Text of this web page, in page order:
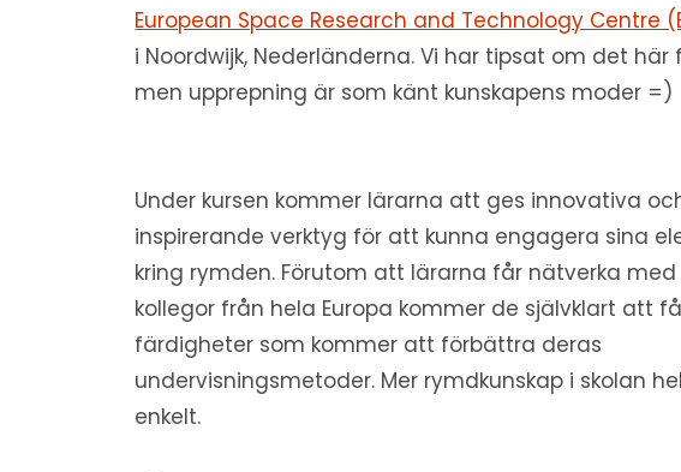
European Space Research and Technology Centre
i Noordwijk, Nederländerna. Vi har tipsat om det här
men upprepning är som känt kunskapens moder =)
Under kursen kommer lärarna att ges innovativa
inspirerande verktyg för att kunna engagera sina
kring rymden. Förutom att lärarna får nätverka med
kollegor från hela Europa kommer de självklart att
färdigheter som kommer att förbättra deras
undervisningsmetoder. Mer rymdkunskap i skolan
enkelt.